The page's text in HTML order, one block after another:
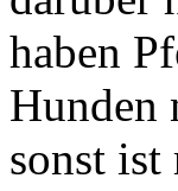
haben
Hunden
sonst ist